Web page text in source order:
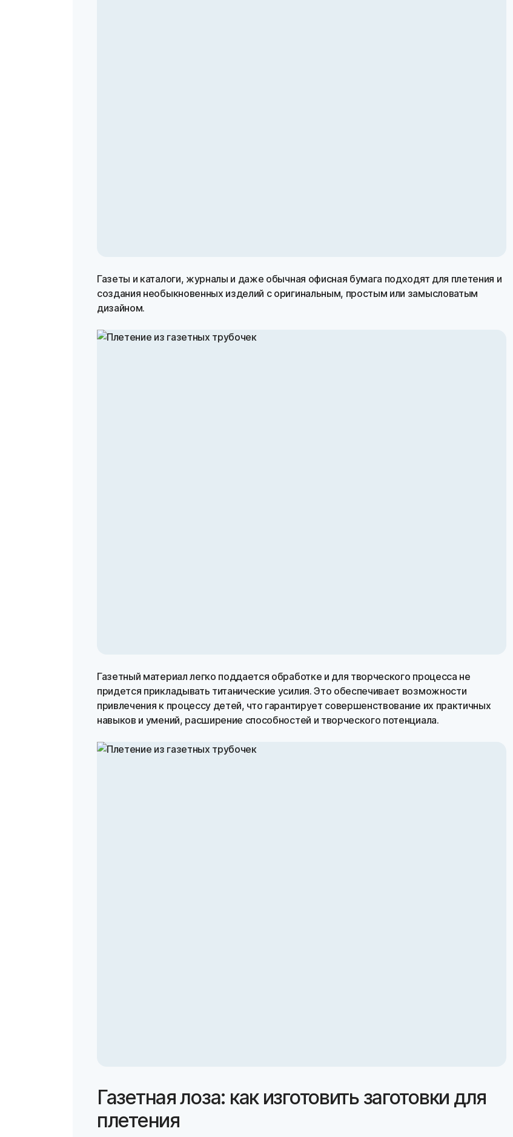
Газеты и каталоги, журналы и даже обычная офисная бумага подходят для плетения и
создания необыкновенных изделий с оригинальным, простым или замысловатым
дизайном.
Газетный материал легко поддается обработке и для творческого процесса не
придется прикладывать титанические усилия. Это обеспечивает возможности
привлечения к процессу детей, что гарантирует совершенствование их практичных
навыков и умений, расширение способностей и творческого потенциала.
Газетная лоза: как изготовить заготовки для
плетения